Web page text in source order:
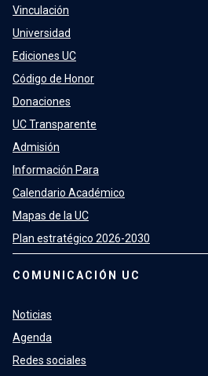
Vinculación
Universidad
Ediciones UC
Código de Honor
Donaciones
UC Transparente
Admisión
Información Para
Calendario Académico
Mapas de la UC
Plan estratégico 2026-2030
COMUNICACIÓN UC
Noticias
Agenda
Redes sociales